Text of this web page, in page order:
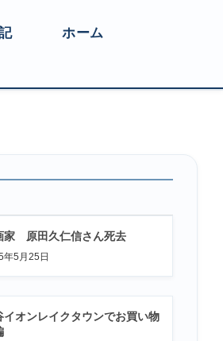
ホーム
家 原田久仁信さん死去
年5月25日
イオンレイクタウンでお買い物